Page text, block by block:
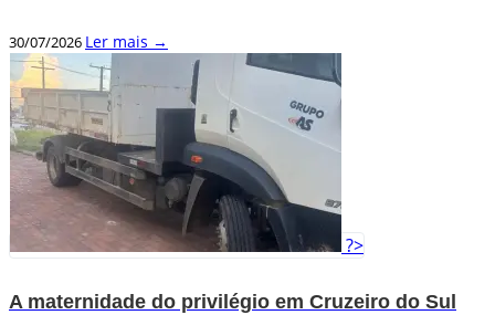
30/07/2026 Ler mais →
?>
A maternidade do privilégio em Cruzeiro do Sul